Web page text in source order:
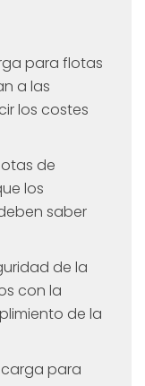
para flotas
a las
los costes
de
los
saber
de la
con la
de la
para